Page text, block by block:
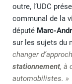
outre, l’UDC
communal de la
député Marc-
sur les sujets du
changer
stationnement, à
automobilistes. »